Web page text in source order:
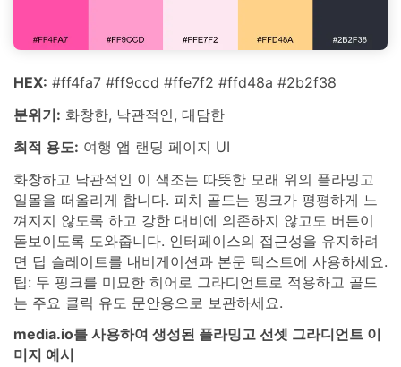
HEX: #ff4fa7 #ff9ccd #ffe7f2 #ffd48a #2b2f38
분위기: 화창한, 낙관적인, 대담한
최적 용도: 여행 앱 랜딩 페이지 UI
화창하고 낙관적인 이 색조는 따뜻한 모래 위의 플라밍고
일몰을 떠올리게 합니다. 피치 골드는 핑크가 평평하게 느
껴지지 않도록 하고 강한 대비에 의존하지 않고도 버튼이
돋보이도록 도와줍니다. 인터페이스의 접근성을 유지하려
면 딥 슬레이트를 내비게이션과 본문 텍스트에 사용하세요.
팁: 두 핑크를 미묘한 히어로 그라디언트로 적용하고 골드
는 주요 클릭 유도 문안용으로 보관하세요.
media.io를 사용하여 생성된 플라밍고 선셋 그라디언트 이
미지 예시